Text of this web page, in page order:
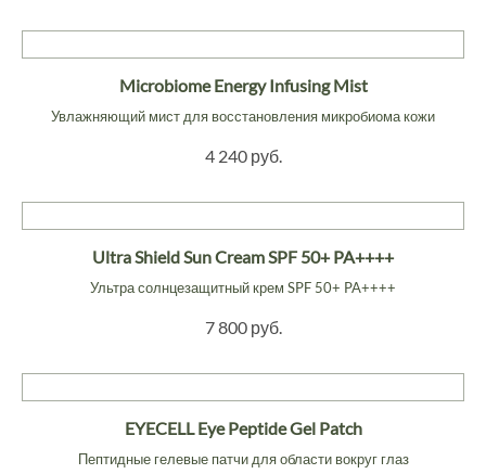
Microbiome Energy Infusing Mist
Увлажняющий мист для восстановления микробиома кожи
4 240 руб.
Ultra Shield Sun Cream SPF 50+ PA++++
Ультра солнцезащитный крем SPF 50+ PA++++
7 800 руб.
EYECELL Eye Peptide Gel Patch
Пептидные гелевые патчи для области вокруг глаз